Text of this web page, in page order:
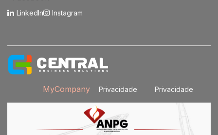
LinkedIn Instagram
MyCompany Privacidade Privacidade